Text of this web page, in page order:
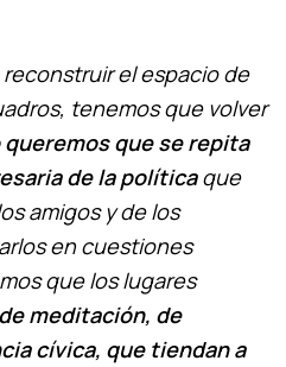
reconstruir el espacio de
tenemos que volver
queremos que se repita
de la políticaque
amigos y de los
en cuestiones
que los lugares
meditación, de
cívica, que tiendan a